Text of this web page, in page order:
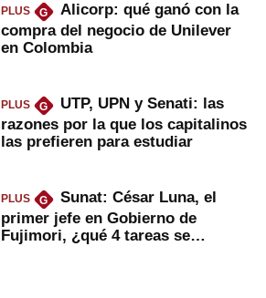
PLUS G
Alicorp: qué ganó con la
compra del negocio de Unilever
en Colombia
PLUS G
UTP, UPN y Senati: las
razones por la que los capitalinos
las prefieren para estudiar
PLUS G
Sunat: César Luna, el
primer jefe en Gobierno de
Fujimori, ¿qué 4 tareas se